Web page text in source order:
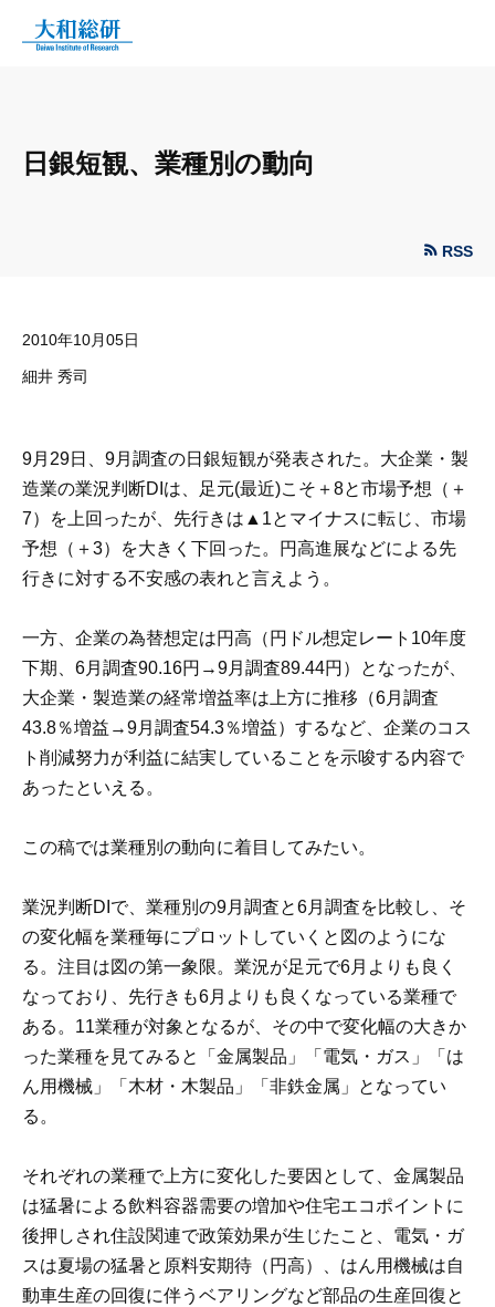
日銀短観、業種別の動向
RSS
2010年10月05日
細井 秀司
9月29日、9月調査の日銀短観が発表された。大企業・製
造業の業況判断DIは、足元(最近)こそ＋8と市場予想（＋
7）を上回ったが、先行きは▲1とマイナスに転じ、市場
予想（＋3）を大きく下回った。円高進展などによる先
行きに対する不安感の表れと言えよう。
一方、企業の為替想定は円高（円ドル想定レート10年度
下期、6月調査90.16円→9月調査89.44円）となったが、
大企業・製造業の経常増益率は上方に推移（6月調査
43.8％増益→9月調査54.3％増益）するなど、企業のコス
ト削減努力が利益に結実していることを示唆する内容で
あったといえる。
この稿では業種別の動向に着目してみたい。
業況判断DIで、業種別の9月調査と6月調査を比較し、そ
の変化幅を業種毎にプロットしていくと図のようにな
る。注目は図の第一象限。業況が足元で6月よりも良く
なっており、先行きも6月よりも良くなっている業種で
ある。11業種が対象となるが、その中で変化幅の大きか
った業種を見てみると「金属製品」「電気・ガス」「は
ん用機械」「木材・木製品」「非鉄金属」となってい
る。
それぞれの業種で上方に変化した要因として、金属製品
は猛暑による飲料容器需要の増加や住宅エコポイントに
後押しされ住設関連で政策効果が生じたこと、電気・ガ
スは夏場の猛暑と原料安期待（円高）、はん用機械は自
動車生産の回復に伴うベアリングなど部品の生産回復と